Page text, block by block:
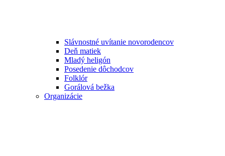
Slávnostné uvítanie novorodencov
Deň matiek
Mladý heligón
Posedenie dôchodcov
Folklór
Gorálová bežka
Organizácie